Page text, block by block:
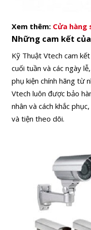
Xem thêm: Cửa hàng
Những cam kết
Kỹ Thuật Vtech cam
cuối tuần và các ngày
phụ kiện chính hãng từ
Vtech luôn được bảo
nhân và cách khắc
và tiện theo dõi.